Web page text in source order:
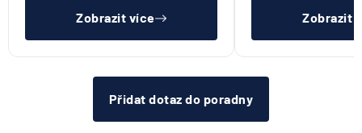
UNIQA pojišťovna
Volksbank Löbau-Zittau eG
Volksbank Raiffeisenbank Nordoberpfalz eG
Všeobecná zdravotní pojišťovna
Východosaská spořitelna Drážďany
Zobrazit více Zobrazit
Přidat dotaz do poradny